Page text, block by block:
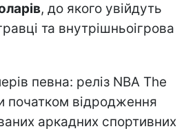
, до якого увійдуть
та внутрішньоігрова
певна: реліз NBA The
початком відродження
аркадних спортивних